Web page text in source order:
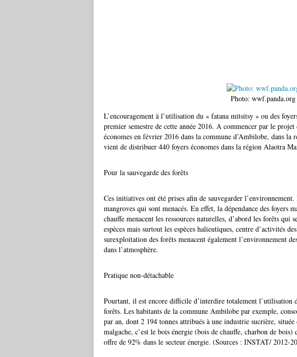
Photo: wwf.panda.org
L’encouragement à l’utilisation du « fatana mitsitsy » ou des
premier semestre de cette année 2016. A commencer par le
économes en février 2016 dans la commune d’Ambilobe, dans
vient de distribuer 440 foyers économes dans la région Alaotra
Pour la sauvegarde des forêts
Ces initiatives ont été prises afin de sauvegarder
mangroves qui sont menacés. En effet, la dépendance des foyers
chauffe menacent les ressources naturelles, d’abord les forêts
espèces mais surtout les espèces halieutiques, centre d’activités
surexploitation des forêts menacent également l’environnement
dans l’atmosphère.
Pratique non-détachable
Pourtant, il est encore difficile d’interdire totalement l’utilisation
forêts. Les habitants de la commune Ambilobe par exemple,
par an, dont 2 194 tonnes attribués à une industrie sucrière,
malgache, c’est le bois énergie (bois de chauffe, charbon de
offre de 92% dans le secteur énergie. (Sources : INSTAT/ 2012-